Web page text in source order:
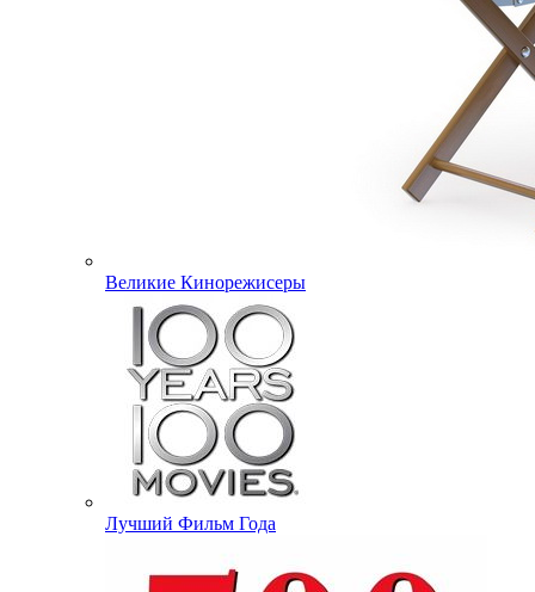
Великие Кинорежисеры
Лучший Фильм Года